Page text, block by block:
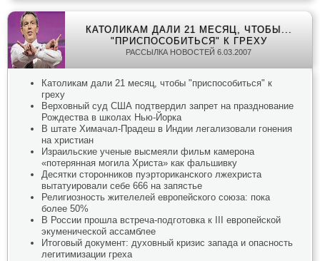
КАТОЛИКАМ ДАЛИ 21 МЕСЯЦ, ЧТОБЫ...
"ПРИСПОСОБИТЬСЯ" К ГРЕХУ
РАССЫЛКА НОВОСТЕЙ 6.03.2007
Католикам дали 21 месяц, чтобы "приспособиться" к
греху
Верховный суд США подтвердил запрет на празднование
Рождества в школах Нью-Йорка
В штате Химачал-Прадеш в Индии легализовали гонения
на христиан
Израильские ученые высмеяли фильм камерона
«потерянная могила Христа» как фальшивку
Десятки сторонников пуэрториканского лжехриста
вытатуировали себе 666 на запястье
Религиозность жителелей европейского союза: пока
более 50%
В России прошла встреча-подготовка к III европейской
экуменической ассамблее
Итоговый документ: духовный кризис запада и опасность
легитимизации греха